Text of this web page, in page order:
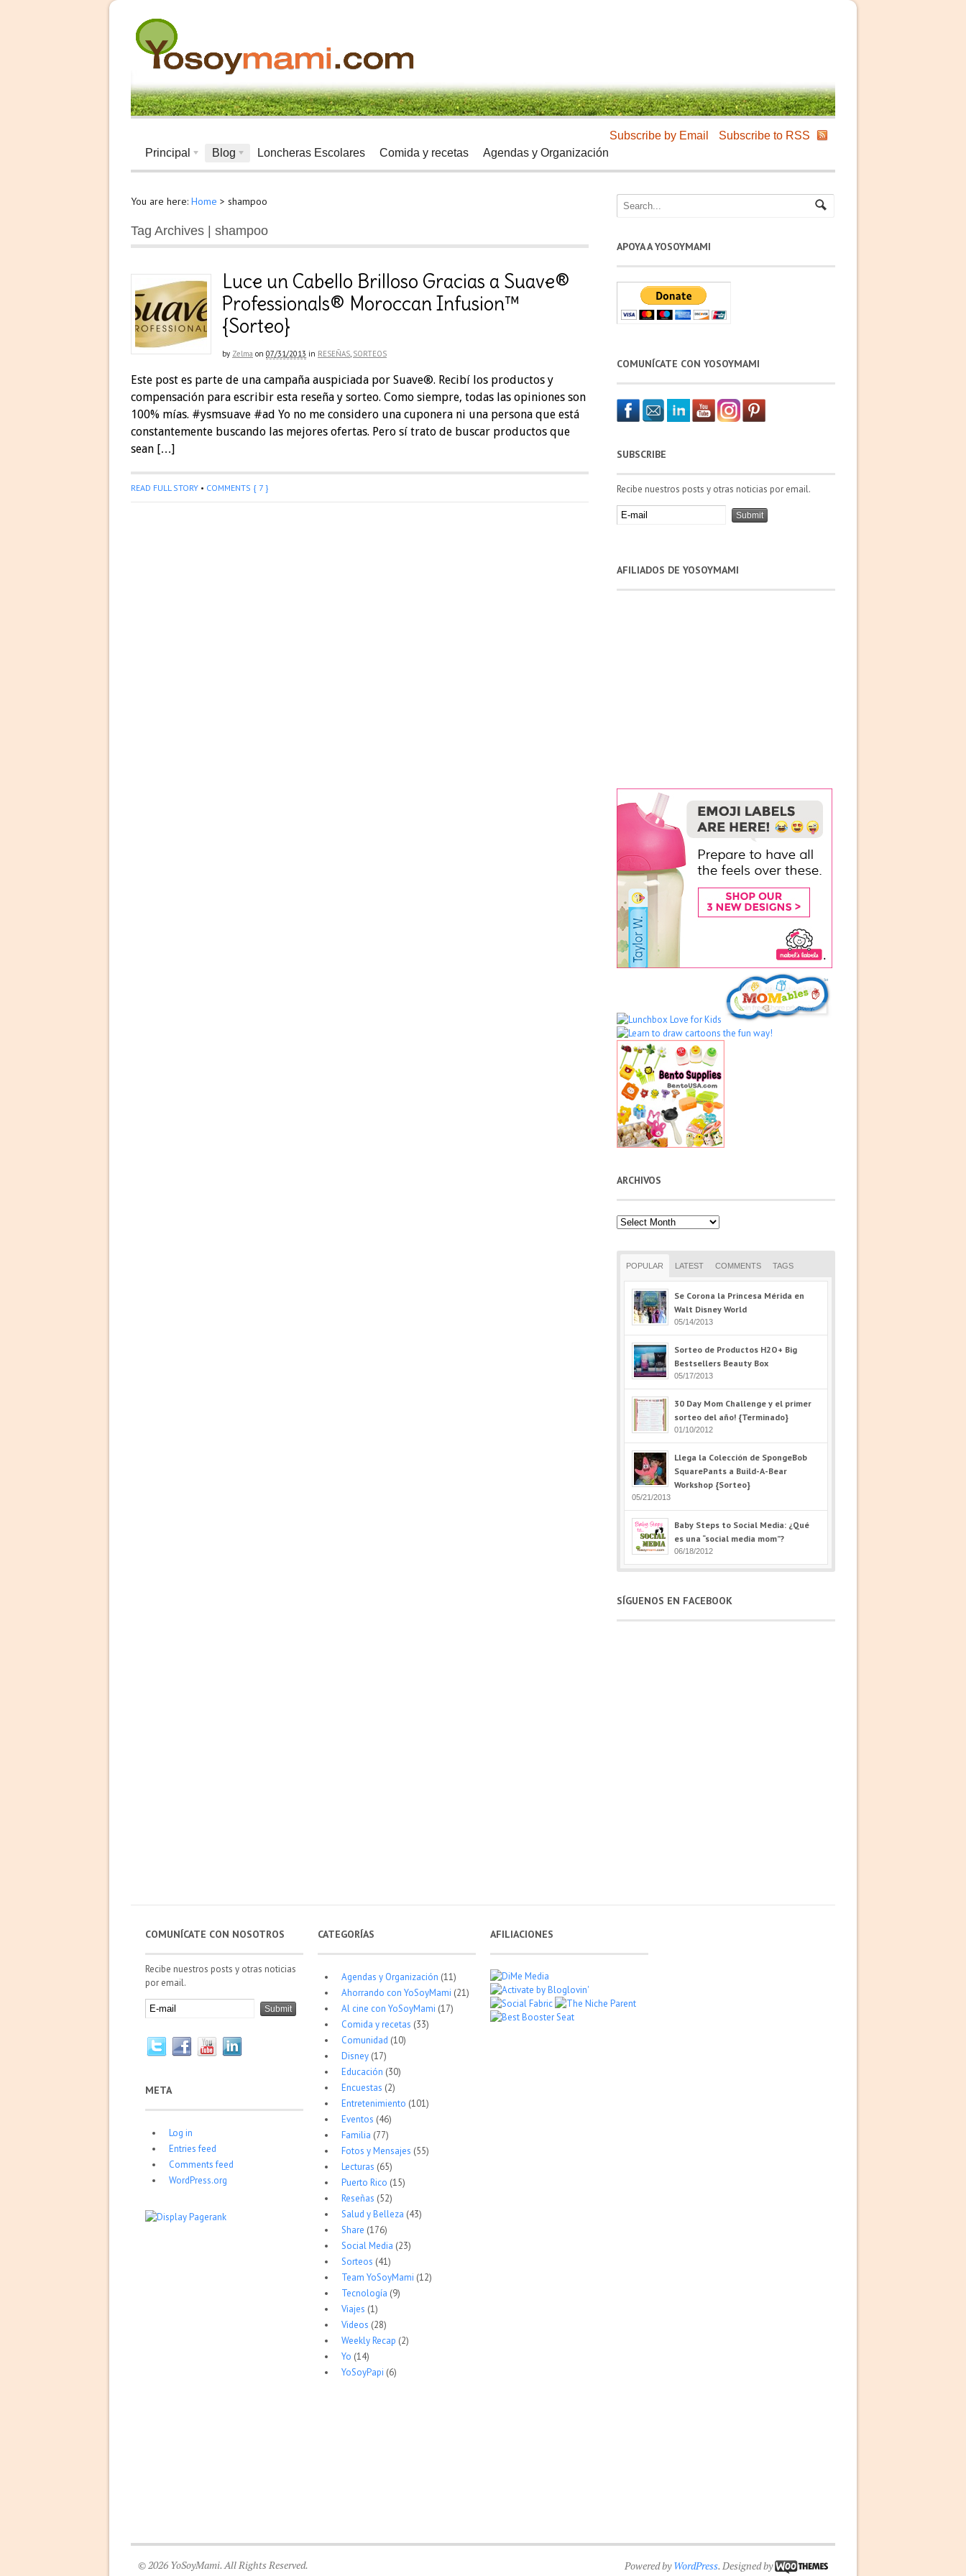
Subscribe by Email
Subscribe to RSS
Principal
Blog Loncheras Escolares Comida y recetas Agendas y Organización
You are here: Home > shampoo
Tag Archives | shampoo
Luce un Cabello Brilloso Gracias a Suave®
Professionals® Moroccan Infusion™
{Sorteo}
by Zelma on 07/31/2013 in RESEÑAS, SORTEOS
Este post es parte de una campaña auspiciada por Suave®. Recibí los productos y
compensación para escribir esta reseña y sorteo. Como siempre, todas las opiniones son
100% mías. #ysmsuave #ad Yo no me considero una cuponera ni una persona que está
constantemente buscando las mejores ofertas. Pero sí trato de buscar productos que
sean […]
READ FULL STORY • COMMENTS { 7 }
APOYA A YOSOYMAMI
COMUNÍCATE CON YOSOYMAMI
SUBSCRIBE
Recibe nuestros posts y otras noticias por email.
AFILIADOS DE YOSOYMAMI
ARCHIVOS
Archivos
POPULAR LATEST COMMENTS TAGS
Se Corona la Princesa Mérida en
Walt Disney World
05/14/2013
Sorteo de Productos H2O+ Big
Bestsellers Beauty Box
05/17/2013
30 Day Mom Challenge y el primer
sorteo del año! {Terminado}
01/10/2012
Llega la Colección de SpongeBob
SquarePants a Build-A-Bear
Workshop {Sorteo}
05/21/2013
Baby Steps to Social Media: ¿Qué
es una “social media mom”?
06/18/2012
SÍGUENOS EN FACEBOOK
COMUNÍCATE CON NOSOTROS
Recibe nuestros posts y otras noticias
por email.
META
Log in
Entries feed
Comments feed
WordPress.org
CATEGORÍAS
Agendas y Organización (11)
Ahorrando con YoSoyMami (21)
Al cine con YoSoyMami (17)
Comida y recetas (33)
Comunidad (10)
Disney(17)
Educación (30)
Encuestas (2)
Entretenimiento (101)
Eventos (46)
Familia (77)
Fotos y Mensajes (55)
Lecturas (65)
Puerto Rico (15)
Reseñas (52)
Salud y Belleza (43)
Share (176)
Social Media (23)
Sorteos (41)
Team YoSoyMami (12)
Tecnología (9)
Viajes (1)
Videos (28)
Weekly Recap (2)
Yo (14)
YoSoyPapi (6)
AFILIACIONES
© 2026 YoSoyMami. All Rights Reserved. Powered byWordPress. Designed by